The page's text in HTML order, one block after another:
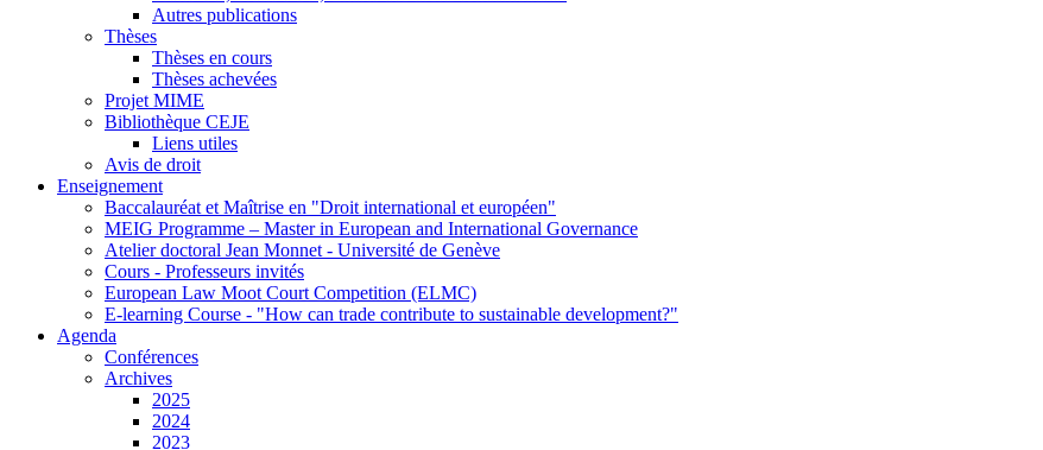
Autres publications
Thèses
Thèses en cours
Thèses achevées
Projet MIME
Bibliothèque CEJE
Liens utiles
Avis de droit
Enseignement
Baccalauréat et Maîtrise en "Droit international et européen"
MEIG Programme – Master in European and International Governance
Atelier doctoral Jean Monnet - Université de Genève
Cours - Professeurs invités
European Law Moot Court Competition (ELMC)
E-learning Course - "How can trade contribute to sustainable development?"
Agenda
Conférences
Archives
2025
2024
2023